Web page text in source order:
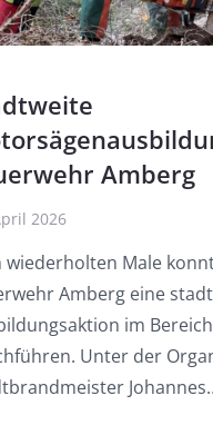
Amberg
2026
wiederholten Male
Amberg eine
im
Unter der